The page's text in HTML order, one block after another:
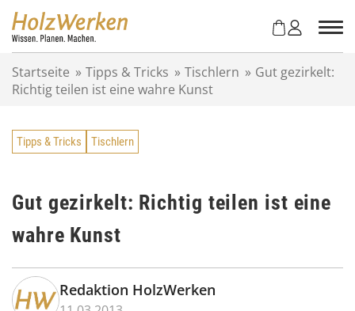
Startseite » Tipps & Tricks » Tischlern » Gut gezirkelt:
Richtig teilen ist eine wahre Kunst
Tipps & Tricks Tischlern
Gut gezirkelt: Richtig teilen ist eine
wahre Kunst
Redaktion HolzWerken